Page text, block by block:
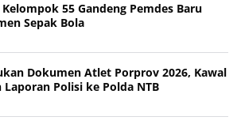
55 Gandeng Pemdes Baru
Sepak Bola
Dokumen Atlet Porprov 2026, Kawal
Laporan Polisi ke Polda NTB